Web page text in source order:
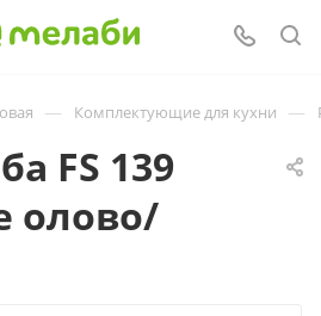
— Комплектующие для кухни —
FS 139
олово/